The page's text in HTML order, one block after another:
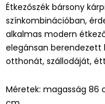
Étkezőszék bársony
színkombinációban,
alkalmas modern
elegánsan berendezett
otthonát, szállodáját,
Méretek: magasság 86